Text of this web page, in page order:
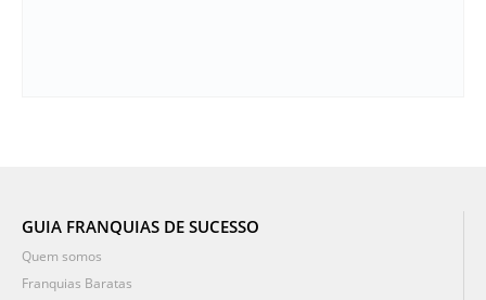
GUIA FRANQUIAS DE SUCESSO
Quem somos
Franquias Baratas